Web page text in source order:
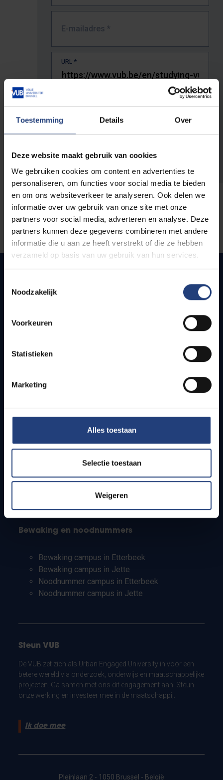
Toestemming Details Over
Deze website maakt gebruik van cookies
We gebruiken cookies om content en advertenties te
personaliseren, om functies voor social media te bieden
en om ons websiteverkeer te analyseren. Ook delen we
informatie over uw gebruik van onze site met onze
partners voor social media, adverteren en analyse. Deze
partners kunnen deze gegevens combineren met andere
informatie die u aan ze heeft verstrekt of die ze hebben
verzameld op basis van uw gebruik van hun services.
Noodzakelijk
Voorkeuren
Statistieken
Marketing
Alles toestaan
Selectie toestaan
Weigeren
E-mailadres *
URL *
De volledige URL van de pagina waar je de fout zag.
Snel naar
Bereikbaarheid
Studenten
PhD-studenten
Leerkrachten en secundaire scholen
Bewaking en noodnummers
Bewaking campus in Etterbeek
Bewaking campus in Jette
Noodnummer campus in Etterbeek
Noodnummer campus in Jette
Steun VUB
De VUB zet zich als Urban Engaged University in voor een
betere wereld via onderzoek, onderwijs en maatschappelijke
projecten. Ga samen met ons dit engagement aan. Steun
onze werking en investeer mee in de maatschappij.
Ik doe mee
Pleinlaan 2 - 1050 Brussel - België